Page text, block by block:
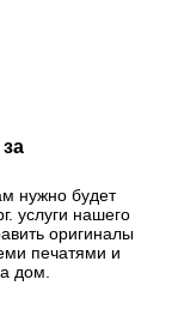
нужно будет
услуги нашего
оригиналы
печатями и
дом.